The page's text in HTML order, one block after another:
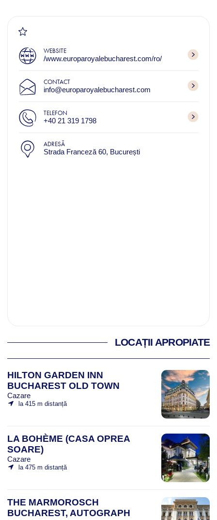
WEBSITE
/www.europaroyalebucharest.com/ro/
CONTACT
info@europaroyalebucharest.com
TELEFON
+40 21 319 1798
ADRESĂ
Strada Franceză 60, București
LOCAȚII APROPIATE
HILTON GARDEN INN
BUCHAREST OLD TOWN
Cazare
la 415 m distanță
LA BOHÈME (CASA OPREA
SOARE)
Cazare
la 475 m distanță
THE MARMOROSCH
BUCHAREST, AUTOGRAPH